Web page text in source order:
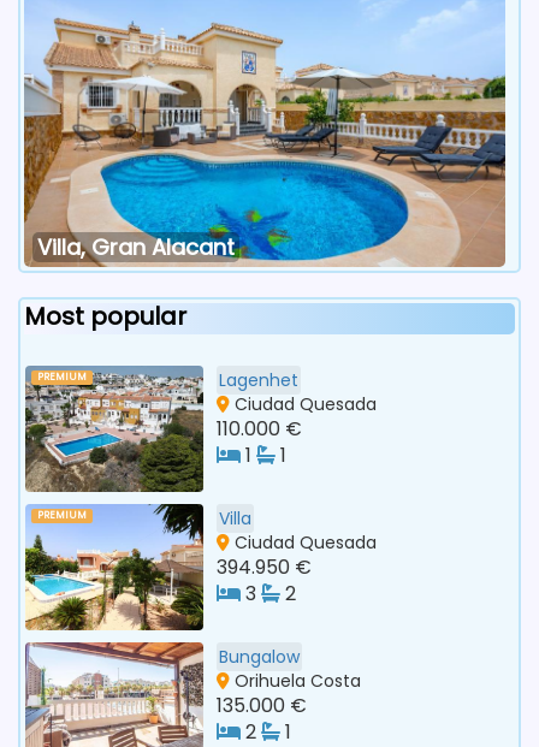
Villa, Gran Alacant
Most popular
PREMIUM
Lagenhet
Ciudad Quesada
110.000 €
1
1
PREMIUM
Villa
Ciudad Quesada
394.950 €
3
2
Bungalow
Orihuela Costa
135.000 €
2
1